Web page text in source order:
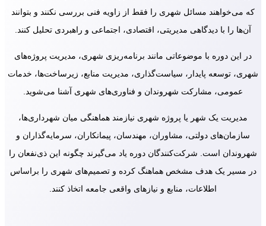
که می‌خواهند مسائل شهری را فقط از زاویه فنی بررسی نکنند و بتوانند
آن‌ها را با دیدگاهی مدیریتی، اقتصادی، اجتماعی و راهبردی تحلیل کنند.
در این دوره با موضوعاتی مانند برنامه‌ریزی شهری، مدیریت پروژه‌های
شهری، توسعه پایدار، سیاست‌گذاری، مدیریت منابع، زیرساخت‌ها، خدمات
عمومی، مشارکت شهروندان و فناوری‌های شهری آشنا می‌شوید.
مدیریت یک شهر یا پروژه شهری نیازمند هماهنگی میان شهرداری‌ها،
سازمان‌های دولتی، مشاوران، مهندسان، پیمانکاران، سرمایه‌گذاران و
شهروندان است. شرکت‌کنندگان دوره یاد می‌گیرند چگونه این ذی‌نفعان را
در مسیر یک هدف مشخص هماهنگ کرده و تصمیم‌های شهری را براساس
اطلاعات، منابع و نیازهای واقعی جامعه اتخاذ کنند.